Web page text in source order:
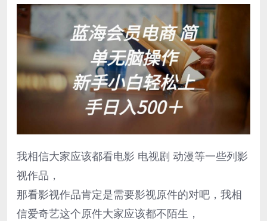
我相信大家应该都看电影 电视剧 动漫等一些列影
视作品，
那看影视作品肯定是需要影视原件的对吧，我相
信爱奇艺这个原件大家应该都不陌生，